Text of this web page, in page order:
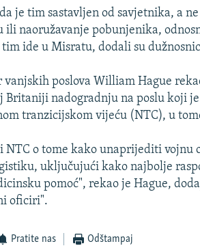
je tim sastavljen od savjetnika, a
ili naoružavanje pobunjenika,
ide u Misratu, dodali su
poslova William Hague
Britaniji nadogradnju na poslu koji
tranzicijskom vijeću (NTC), u
NTC o tome kako unaprijediti
uključujući kako najbolje
pomoć", rekao je Hague,
oficiri".
Pratite nas Odštampaj